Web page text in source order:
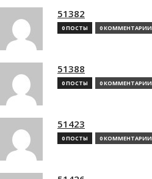
51382
0 ПОСТЫ 0 КОММЕНТАРИИ
51388
0 ПОСТЫ 0 КОММЕНТАРИИ
51423
0 ПОСТЫ 0 КОММЕНТАРИИ